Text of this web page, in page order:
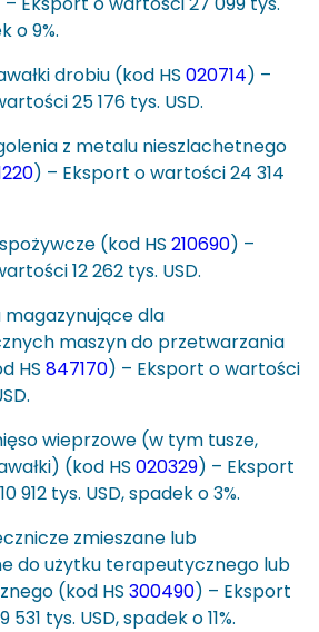
o 9%.
drobiu (kod HS 020714) –
25 176 tys. USD.
z metalu nieszlachetnego
) – Eksport o wartości 24 314
(kod HS 210690) –
12 262 tys. USD.
magazynujące dla
maszyn do przetwarzania
HS 847170) – Eksport o wartości
wieprzowe (w tym tusze,
(kod HS 020329) – Eksport
912 tys. USD, spadek o 3%.
zmieszane lub
do użytku terapeutycznego lub
(kod HS 300490) – Eksport
tys. USD, spadek o 11%.